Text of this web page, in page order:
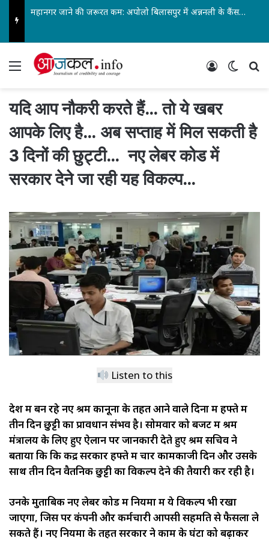
महानगर जाने की जरूरत कम: अपोलो बिलासपुर में अन्ननली के कैंसर की सबसे जटिल सर्जरी सफल…
Menu Log In
यदि आप नौकरी करते हैं… तो ये खबर
आपके लिए है… अब सप्ताह में मिल सकती है
3 दिनों की छुट्टी… नए लेबर कोड में
सरकार देने जा रही यह विकल्प…
Listen to this
देशमेंबनरहेनएश्रमकानूनोंकेतहतआनेवालेदिनोंमेंहफ्तेमें
तीनदिनछुट्टीकाप्रावधानसंभवहै। सोमवारकोबजटमेंश्रम
मंत्रालयकेलिएहुएऐलानपरजानकारीदेतेहुएश्रमसचिवने
बतायाकिकिकेंद्रसरकारहफ्तेमेंचारकामकाजीदिनऔरउसके
साथतीनदिनवैतनिकछुट्टीकाविकल्पदेनेकीतैयारीकररहीहै।
उनकेमुताबिकनएलेबरकोडमेंनियमोंमेंयेविकल्पभीरखा
जाएगा, जिसपरकंपनीऔरकर्मचारीआपसीसहमतिसेफैसलाले
सकतेहैं। नएनियमोंकेतहतसरकारनेकामकेघंटोंकोबढ़ाकर